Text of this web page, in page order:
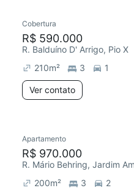
Cobertura
R$ 590.000
R. Balduíno D' Arrigo, Pio X
210m² 3 1
Ver contato
Redecorar
Apartamento
R$ 970.000
R. Mário Behring, Jardim
200m² 3 2